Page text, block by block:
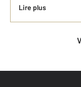
Lire plus